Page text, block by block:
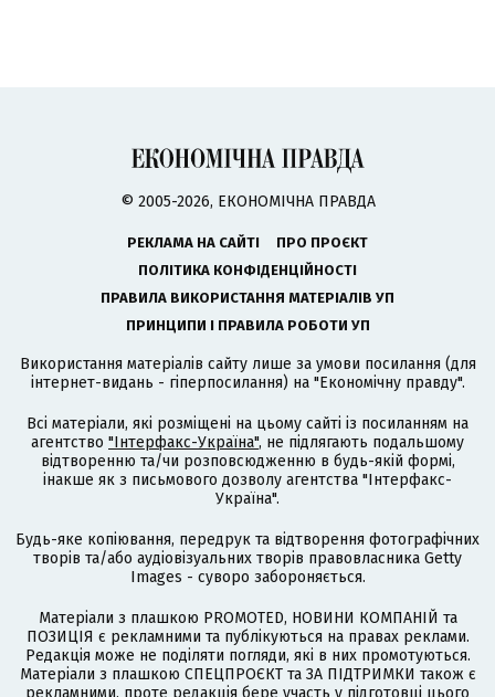
© 2005-2026, ЕКОНОМІЧНА ПРАВДА
РЕКЛАМА НА САЙТІ
ПРО ПРОЄКТ
ПОЛІТИКА КОНФІДЕНЦІЙНОСТІ
ПРАВИЛА ВИКОРИСТАННЯ МАТЕРІАЛІВ УП
ПРИНЦИПИ І ПРАВИЛА РОБОТИ УП
Використання матеріалів сайту лише за умови посилання (для
інтернет-видань - гіперпосилання) на "Економічну правду".
Всі матеріали, які розміщені на цьому сайті із посиланням на
агентство "Інтерфакс-Україна", не підлягають подальшому
відтворенню та/чи розповсюдженню в будь-якій формі,
інакше як з письмового дозволу агентства "Інтерфакс-
Україна".
Будь-яке копіювання, передрук та відтворення фотографічних
творів та/або аудіовізуальних творів правовласника Getty
Images - суворо забороняється.
Матеріали з плашкою PROMOTED, НОВИНИ КОМПАНІЙ та
ПОЗИЦІЯ є рекламними та публікуються на правах реклами.
Редакція може не поділяти погляди, які в них промотуються.
Матеріали з плашкою СПЕЦПРОЄКТ та ЗА ПІДТРИМКИ також є